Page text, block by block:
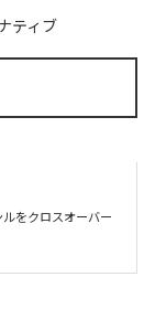
ティブ
をクロスオーバー